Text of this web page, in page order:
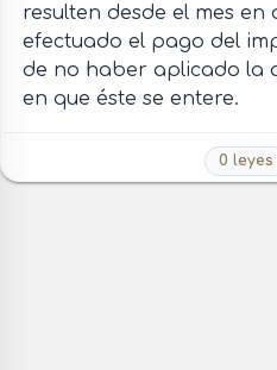
resulten desde el mes
efectuado el pago del
de no haber aplicado la
en que éste se entere.
0 leyes